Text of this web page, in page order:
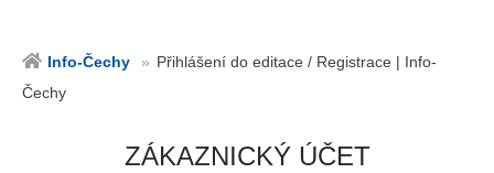
Info-Čechy
Přihlášení do editace / Registrace | Info-
Čechy
ZÁKAZNICKÝ ÚČET